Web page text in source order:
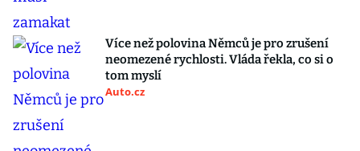
Více než polovina Němců je pro zrušení
neomezené rychlosti. Vláda řekla, co si o
tom myslí
Auto.cz